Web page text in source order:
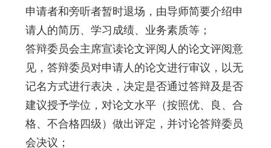
申请者和旁听者暂时退场，由导师简要介绍申
请人的简历、学习成绩、业务素质等；
答辩委员会主席宣读论文评阅人的论文评阅意
见，答辩委员对申请人的论文进行审议，以无
记名方式进行表决，决定是否通过答辩及是否
建议授予学位，对论文水平（按照优、良、合
格、不合格四级）做出评定，并讨论答辩委员
会决议；